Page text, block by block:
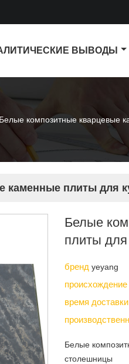
ВЫВОДЫ
Белые композитные кварцевые
каменные плиты для
Белые
плиты
брендyeyang
происхождение
время
Белые
столешницы